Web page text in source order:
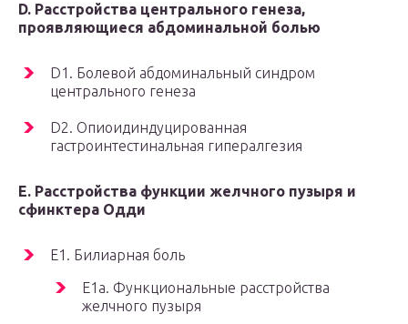
D. Расстройства центрального генеза,
проявляющиеся абдоминальной болью
D1. Болевой абдоминальный синдром
центрального генеза
D2. Опиоидиндуцированная
гастроинтестинальная гипералгезия
E. Расстройства функции желчного пузыря и
сфинктера Одди
E1. Билиарная боль
E1a. Функциональные расстройства
желчного пузыря